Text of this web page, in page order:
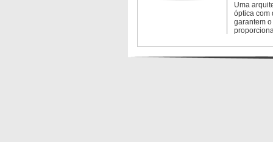
Uma
óptica com
garantem